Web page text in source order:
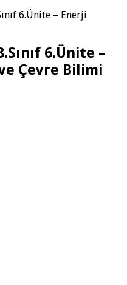
6.Ünite – Enerji
6.Ünite –
Çevre Bilimi